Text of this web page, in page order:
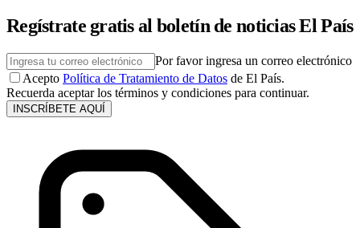
Regístrate gratis al boletín de noticias El País
Por favor ingresa un correo electrónico
Acepto Política de Tratamiento de Datos de El País.
Recuerda aceptar los términos y condiciones para continuar.
INSCRÍBETE AQUÍ